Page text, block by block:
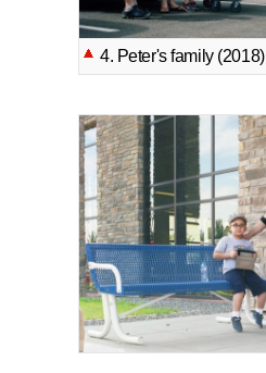
4. Peter's family (2018)